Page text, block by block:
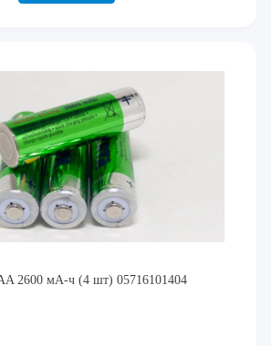
2600 мА-ч (4 шт) 05716101404